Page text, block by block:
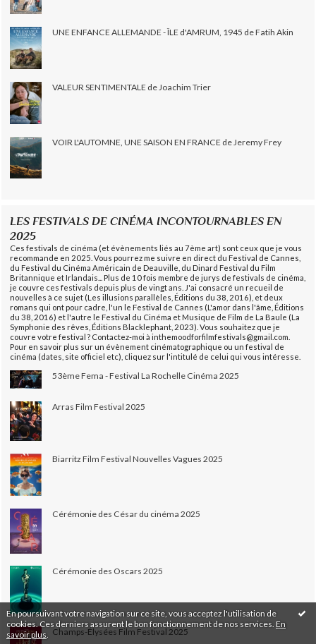
En poursuivant votre navigation sur ce site, vous acceptez l'utilisation de
cookies. Ces derniers assurent le bon fonctionnement de nos services. En
savoir plus
UNE ENFANCE ALLEMANDE - ÎLE d'AMRUM, 1945 de Fatih Akin
VALEUR SENTIMENTALE de Joachim Trier
VOIR L'AUTOMNE, UNE SAISON EN FRANCE de Jeremy Frey
LES FESTIVALS DE CINÉMA INCONTOURNABLES EN
2025
Ces festivals de cinéma (et évènements liés au 7ème art) sont ceux que je vous
recommande en 2025. Vous pourrez me suivre en direct du Festival de Cannes,
du Festival du Cinéma Américain de Deauville, du Dinard Festival du Film
Britannique et Irlandais... Plus de 10 fois membre de jurys de festivals de cinéma,
je couvre ces festivals depuis plus de vingt ans. J'ai consacré un recueil de
nouvelles à ce sujet (Les illusions parallèles, Éditions du 38, 2016), et deux
romans qui ont pour cadre, l'un le Festival de Cannes (L'amor dans l'âme, Éditions
du 38, 2016) et l'autre le Festival du Cinéma et Musique de Film de La Baule (La
Symphonie des rêves, Éditions Blacklephant, 2023). Vous souhaitez que je
couvre votre festival ? Contactez-moi à inthemoodforfilmfestivals@gmail.com.
Pour en savoir plus sur un évènement cinématographique ou un festival de
cinéma (dates, site officiel etc), cliquez sur l'intitulé de celui qui vous intéresse.
53ème Fema - Festival La Rochelle Cinéma 2025
Arras Film Festival 2025
Biarritz Film Festival Nouvelles Vagues 2025
Cérémonie des César du cinéma 2025
Cérémonie des Oscars 2025
Champs-Élysées Film Festival 2025